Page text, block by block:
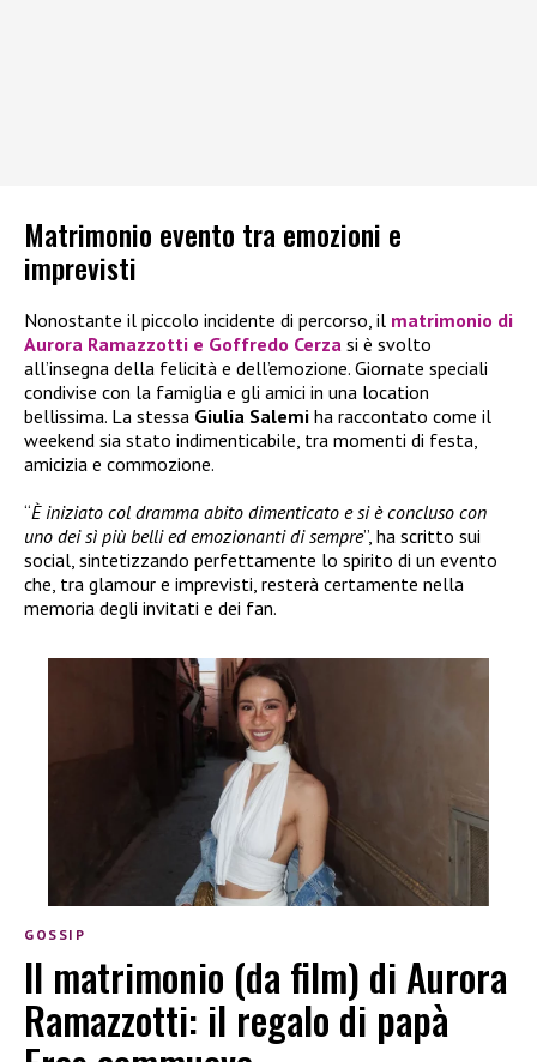
Matrimonio evento tra emozioni e
imprevisti
Nonostante il piccolo incidente di percorso, il matrimonio di
Aurora Ramazzotti e Goffredo Cerza si è svolto
all’insegna della felicità e dell’emozione. Giornate speciali
condivise con la famiglia e gli amici in una location
bellissima. La stessa Giulia Salemi ha raccontato come il
weekend sia stato indimenticabile, tra momenti di festa,
amicizia e commozione.
“È iniziato col dramma abito dimenticato e si è concluso con
uno dei sì più belli ed emozionanti di sempre”, ha scritto sui
social, sintetizzando perfettamente lo spirito di un evento
che, tra glamour e imprevisti, resterà certamente nella
memoria degli invitati e dei fan.
GOSSIP
Il matrimonio (da film) di Aurora
Ramazzotti: il regalo di papà